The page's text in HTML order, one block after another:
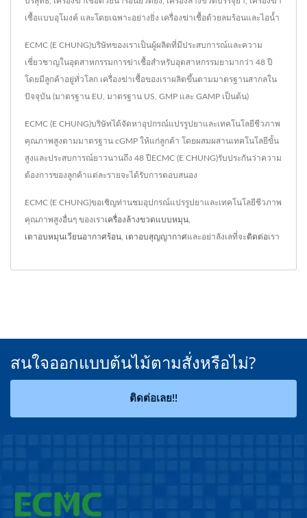
เชื้อแบบอุโมงค์ และโดยเฉพาะอย่างยิ่ง เครื่องฆ่าเชื้อด้วยลมร้อนและไอน้ำ
ECMC (E CHUNG)บริษัทของเราเป็นผู้ผลิตที่มีประสบการณ์และความ
เชี่ยวชาญในอุตสาหกรรมการฆ่าเชื้อสำหรับอุตสาหกรรมยามากว่า 48 ปี
โดยมีลูกค้าอยู่ทั่วโลก เครื่องฆ่าเชื้อของเราผลิตขึ้นตามมาตรฐานสากลใน
ปัจจุบัน (มาตรฐาน EU, มาตรฐาน US, GMP และ GAMP เป็นต้น)
ECMC (E CHUNG)บริษัทได้จัดหาอุปกรณ์แปรรูปยาและเทคโนโลยีชีวภาพ
คุณภาพสูงตามมาตรฐาน cGMP ให้แก่ลูกค้า โดยผสมผสานเทคโนโลยีขั้น
สูงและประสบการณ์ยาวนานถึง 48 ปีECMC (E CHUNG)รับประกันว่าความ
ต้องการของลูกค้าแต่ละรายจะได้รับการตอบสนอง
ECMC (E CHUNG)ขอเชิญท่านชมอุปกรณ์แปรรูปยาและเทคโนโลยีชีวภาพ
คุณภาพสูงอื่นๆ ของเราเครื่องล้างขวดแบบหมุน
เตาอบหมุนเวียนอากาศร้อน เตาอบสุญญากาศและอย่าลังเลที่จะติดต่อเรา
สนใจออกแบบต้นไม้ตามสั่งหรือไม่?
ติดต่อเลย!!